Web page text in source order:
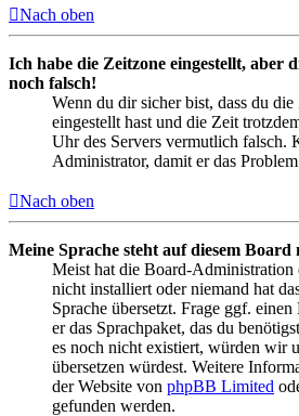
Nach oben
Ich habe die Zeitzone eingestellt, aber
noch falsch!
Wenn du dir sicher bist, dass du
eingestellt hast und die Zeit
Uhr des Servers vermutlich falsch.
Administrator, damit er das
Nach oben
Meine Sprache steht auf diesem
Meist hat die Board-Administration
nicht installiert oder niemand hat
Sprache übersetzt. Frage ggf.
er das Sprachpaket, das du
es noch nicht existiert, würden wir
übersetzen würdest. Weitere
der Website von phpBB Limited
gefunden werden.